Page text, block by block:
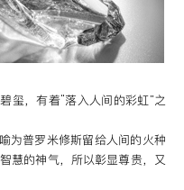
，有着“落入人间的彩虹”之
为普罗米修斯留给人间的火种
慧的神气，所以彰显尊贵，又